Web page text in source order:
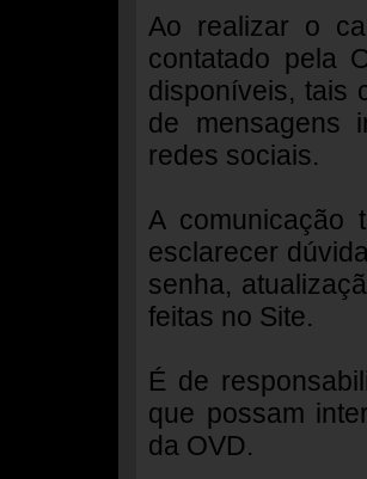
Ao realizar o
contatado pela
disponíveis, tais
de mensagens
redes sociais.
A comunicação
esclarecer
senha,
feitas no Site.
É de
que possam
da OVD.